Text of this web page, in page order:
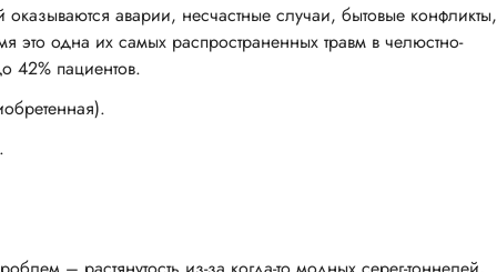
аварии, несчастные случаи, бытовые конфликты,
одна их самых распространенных травм в челюстно-
42% пациентов.